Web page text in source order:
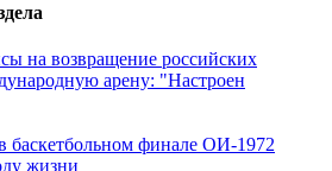
на возвращение российских
арену: "Настроен
баскетбольном финале ОИ-1972
жизни